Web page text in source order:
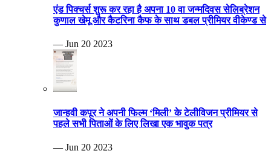
एंड पिक्चर्स शुरू कर रहा है अपना 10 वा जन्मदिवस सेलिब्रेशन
कुणाल खेमू और कैटरिना कैफ के साथ डबल प्रीमियर वीकेण्ड से
— Jun 20 2023
जान्हवी कपूर ने अपनी फिल्म ‘मिली’ के टेलीविजन प्रीमियर से
पहले सभी पिताओं के लिए लिखा एक भावुक पत्र
— Jun 20 2023